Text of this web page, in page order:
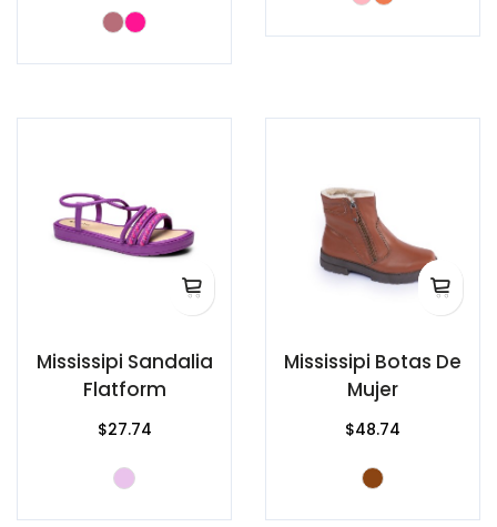
Mississipi Sandalia
Flatform
$27.74
Mississipi Botas De
Mujer
$48.74